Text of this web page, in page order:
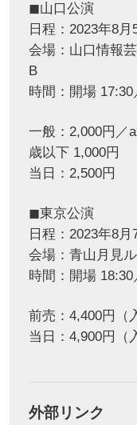
◼︎山口公演
日程：2023年8月
会場：山口情報
B
時間：開場
一般：2,000円／
歳以下 1,000円
当日：2,500円
◼︎東京公演
日程：2023年8月
会場：青山月見
時間：開場
前売：4,400円（
当日：4,900円（
外部リンク